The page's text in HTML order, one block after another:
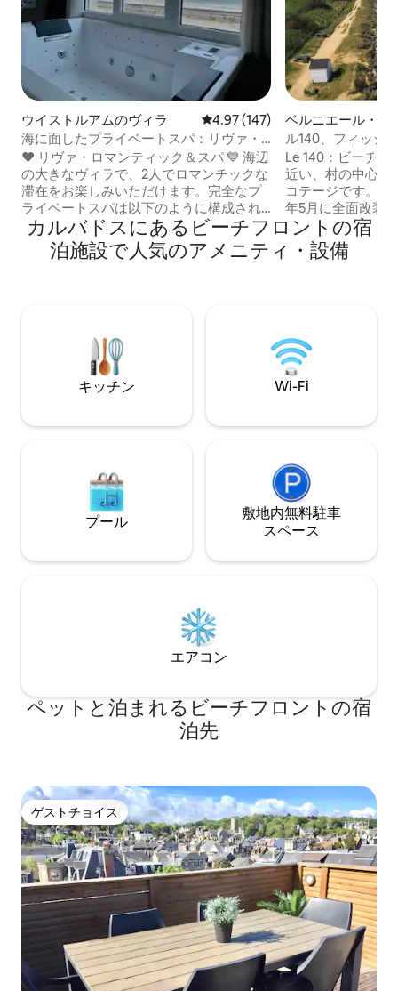
ウイストルアムのヴィラ レビュー147件、5つ星中4.97つ
4.97 (147)
海に面したプライベートスパ：リヴァ・
ロマンティック＆スパ
❤️ リヴァ・ロマンティック＆スパ 💙 海辺
の大きなヴィラで、2人でロマンチックな
滞在をお楽しみいただけます。完全なプ
ライベートスパは以下のように構成され
ています： - 2階の屋外テラスにあるサウ
ナ。 - クロモセラピー付きの大型センサ
リーシャワー（115x180）（レインシャワ
油圧式のローイングマシン、エアロバイ
ク、ダンベルが備わっています。紅茶、
ハーブティー、コーヒー。 バリアフリー
設備はご利用いただけません。
ベルニエール・シ
ルの町家・長屋
ル140、フィッシ
居心地の良さ、ス
Le 140：ビーチか
近い、村の中心部
コテージです。 この家族向けの家は2022
年5月に全面改装
グ/ダイニングル
備の整ったキッチ
ト1室を含む2つ
（ベビー用を除く） 徒歩圏内にすべ
あるので、車を停
楽しみください！
カルバドスにあるビーチフロントの宿
泊施設で人気のアメニティ・設備
キッチン Wi-Fi
プール
敷地内無料駐⁠車
ス⁠ペ⁠ー⁠ス
エアコン
ペットと泊まれるビーチフロントの宿
泊先
ゲストチョイス
ゲストチョイス